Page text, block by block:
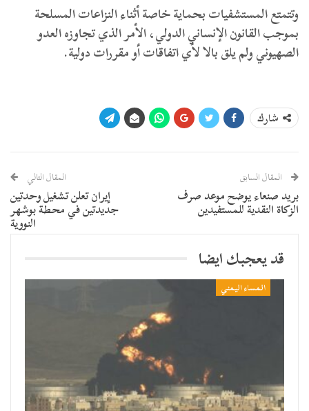
وتتمتع المستشفيات بحماية خاصة أثناء النزاعات المسلحة
بموجب القانون الإنساني الدولي، الأمر الذي تجاوزه العدو
الصهيوني ولم يلق بالا لأي اتفاقات أو مقررات دولية.
شارك
المقال السابق
بريد صنعاء يوضح موعد صرف
الزكاة النقدية للمستفيدين
المقال التالي
إيران تعلن تشغيل وحدتين
جديدتين في محطة بوشهر
النووية
قد يعجبك ايضا
المساء اليمني